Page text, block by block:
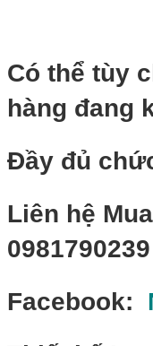
Có thể tùy
hàng đang
Đầy đủ
Liên hệ
0981790239
Facebook: